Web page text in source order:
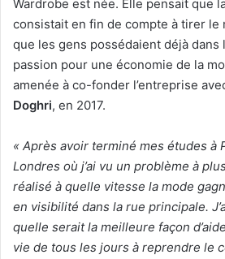
Wardrobe est née. Elle pensait que
consistait en fin de compte à tirer le
que les gens possédaient déjà
passion pour une économie de la
amenée à co-fonder l’entreprise
Doghri, en 2017.
« Après avoir terminé mes études à
Londres où j’ai vu un problème à
réalisé à quelle vitesse la mode
en visibilité dans la rue principale.
quelle serait la meilleure façon
vie de tous les jours à reprendre le